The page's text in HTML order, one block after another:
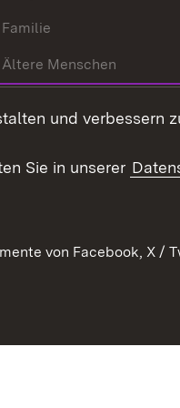
Familie
Ältere Menschen
Behinderungen
Bürgerengagement
und verbessern
Sie in unserer
von Facebook, X /